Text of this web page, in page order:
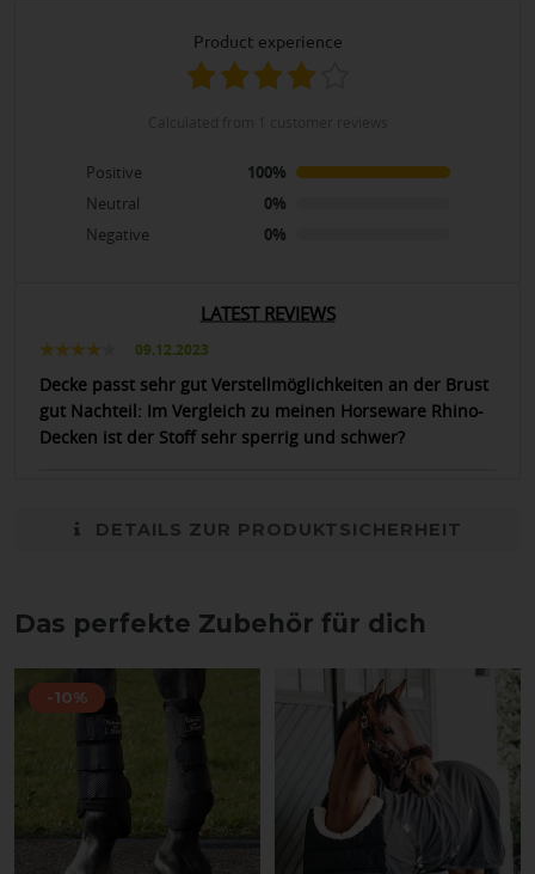
product experience
Positive
100%
Neutral
0%
Negative
0%
LATEST REVIEWS
09.12.2023
Decke passt sehr gut Verstellmöglichkeiten an der Brust
gut Nachteil: Im Vergleich zu meinen Horseware Rhino-
Decken ist der Stoff sehr sperrig und schwer?
DETAILS ZUR PRODUKTSICHERHEIT
Das perfekte Zubehör für dich
-10%